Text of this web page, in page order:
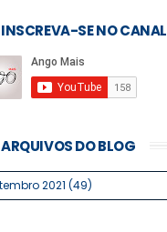
INSCREVA-SE NO CANAL
ARQUIVOS DO BLOG